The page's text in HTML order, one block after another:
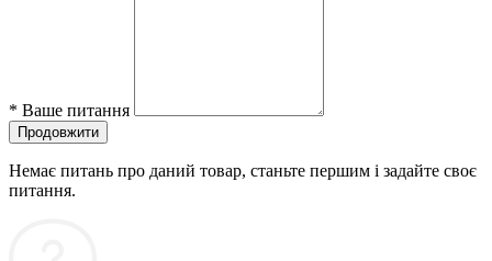
* Ваше питання
Продовжити
Немає питань про даний товар, станьте першим і задайте своє
питання.